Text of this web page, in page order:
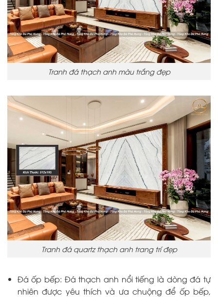
Tranh đá thạch anh màu trắng đẹp
Tranh đá quartz thạch anh trang trí đẹp
Đá ốp bếp: Đá thạch anh nổi tiếng là dòng đá tự
nhiên được yêu thích và ưa chuộng để ốp bếp,